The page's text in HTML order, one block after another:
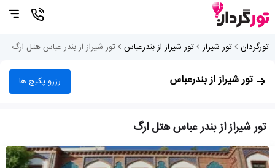
تورگردان تور شیراز تور شیراز از بندرعباس تور شیراز از بندر عباس هتل ارگ
تور شیراز از بندرعباس رزرو پکیج ها
تور شیراز از بندر عباس هتل ارگ